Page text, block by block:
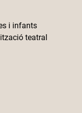
i infants
teatral